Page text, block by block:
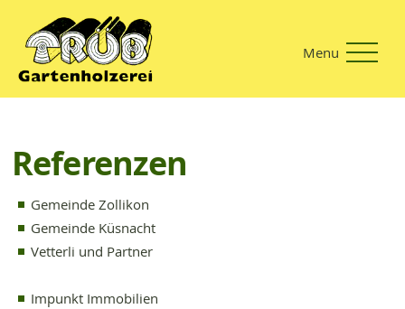
Menu
Referenzen
Gemeinde Zollikon
Gemeinde Küsnacht
Vetterli und Partner
Impunkt Immobilien